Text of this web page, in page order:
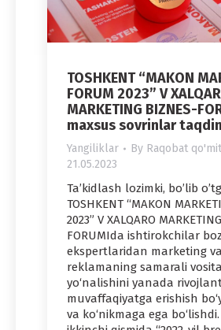
TOSHKENT “MAKON
FORUM 2023” V
MARKETING BIZNES-
maxsus sovrinlar
Yangiliklar By Raqobat
21.05.2023
Ta’kidlash lozimki, bo’lib
TOSHKENT “MAKON
2023” V XALQARO
FORUMIda ishtirokchilar
ekspertlaridan marketing va
reklamaning samarali
yo‘nalishini yanada
muvaffaqiyatga erishish
va ko‘nikmaga ega